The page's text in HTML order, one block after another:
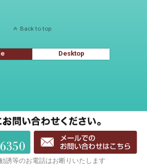
Back to top
Desktop
誘等のお電話はお断りいたします